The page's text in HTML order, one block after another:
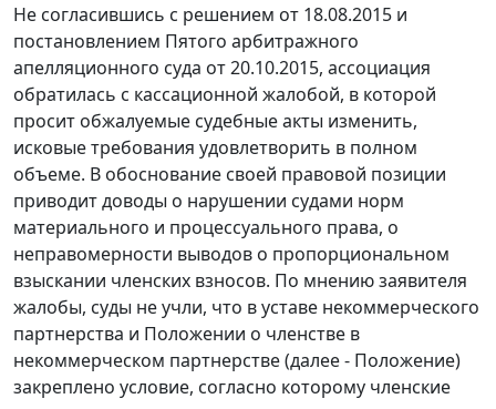
Не согласившись с решением от 18.08.2015 и
постановлением Пятого арбитражного
апелляционного суда от 20.10.2015, ассоциация
обратилась с кассационной жалобой, в которой
просит обжалуемые судебные акты изменить,
исковые требования удовлетворить в полном
объеме. В обоснование своей правовой позиции
приводит доводы о нарушении судами норм
материального и процессуального права, о
неправомерности выводов о пропорциональном
взыскании членских взносов. По мнению заявителя
жалобы, суды не учли, что в уставе некоммерческого
партнерства и Положении о членстве в
некоммерческом партнерстве (далее - Положение)
закреплено условие, согласно которому членские